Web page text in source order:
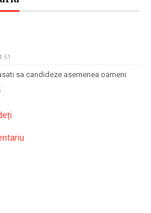
sa candideze asemenea oameni